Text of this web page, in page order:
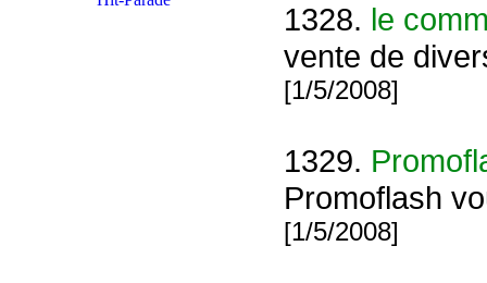
1328. le
vente de
[1/5/2008]
1329.
Promoflash
[1/5/2008]